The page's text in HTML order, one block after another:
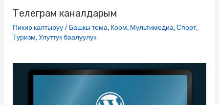
Телеграм каналдарым
Пикир калтыруу / Башкы тема, Коом, Мультимедиа,Спорт,
Туризм,Улуттук баалуулук